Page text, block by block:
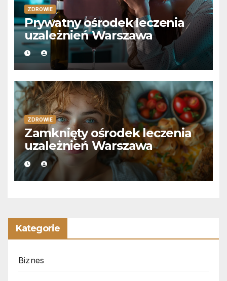
ZDROWIE
Prywatny ośrodek leczenia
uzależnień Warszawa
ZDROWIE
Zamknięty ośrodek leczenia
uzależnień Warszawa
Kategorie
Biznes